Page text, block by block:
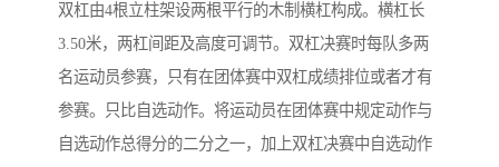
双杠由4根立柱架设两根平行的木制横杠构成。横杠长
3.50米，两杠间距及高度可调节。双杠决赛时每队多两
名运动员参赛，只有在团体赛中双杠成绩排位或者才有
参赛。只比自选动作。将运动员在团体赛中规定动作与
自选动作总得分的二分之一，加上双杠决赛中自选动作